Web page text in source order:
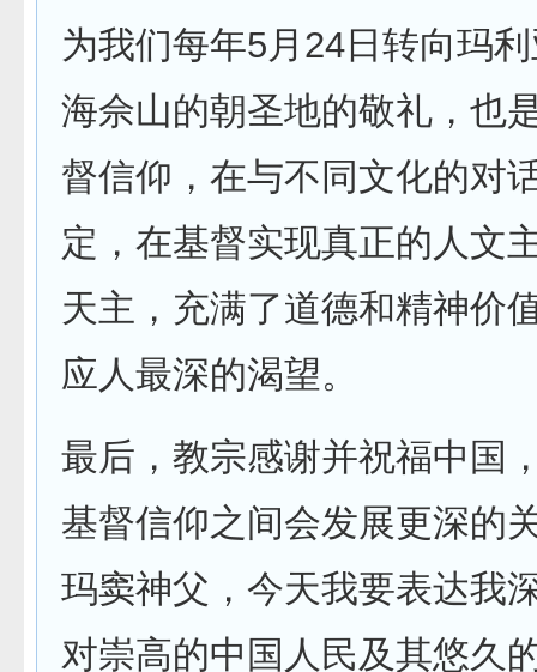
为我们每年5 月 24 日转向玛
海佘山的朝圣地的敬礼，也
督信仰，在与不同文化的对
定，在基督实现真正的人文
天主，充满了道德和精神价
应人最深的渴望。
最后，教宗感谢并祝福中国
基督信仰之间会发展更深的
玛窦神父，今天我要表达我
对崇高的中国人民及其悠久